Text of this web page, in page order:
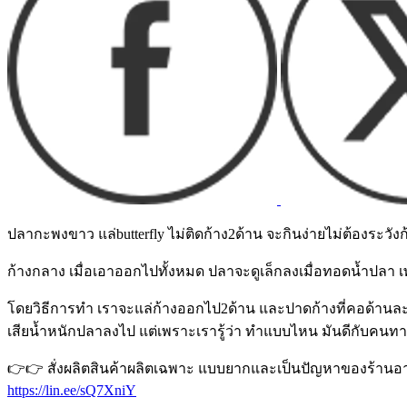
ปลากะพงขาว แล่butterfly ไม่ติดก้าง2ด้าน จะกินง่ายไม่ต้องระ
ก้างกลาง เมื่อเอาออกไปทั้งหมด ปลาจะดูเล็กลงเมื่อทอดน้ำปล
โดยวิธีการทำ เราจะแล่ก้างออกไป2ด้าน และปาดก้างที่คอด้าน
เสียน้ำหนักปลาลงไป แต่เพราะเรารู้ว่า ทำแบบไหน มันดีกับค
👉👉 สั่งผลิตสินค้าผลิตเฉพาะ แบบยากและเป็นปัญหาของร้านอาห
https://lin.ee/sQ7XniY